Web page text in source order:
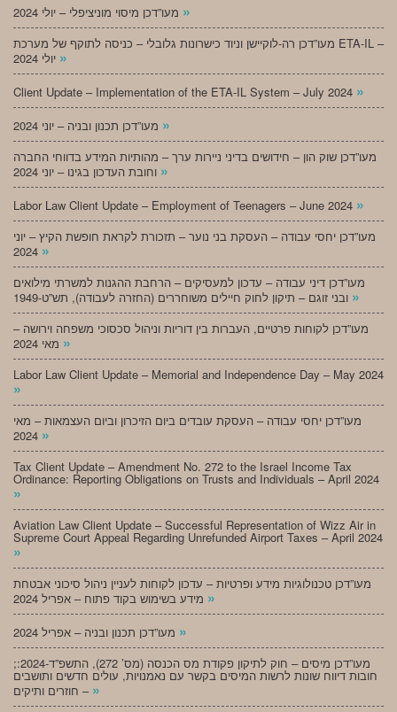
»
מעו”דכן רה-לוקיישן וניוד כישרונות גלובלי – כניסה לתוקף של מערכת ETA-IL –
»
Client Update – Implementation of the ETA-IL System – July 2024 »
»
מעו”דכן שוק הון – חידושים בדיני ניירות ערך – מהותיות המידע בדווחי החברה
»
Labor Law Client Update – Employment of Teenagers – June 2024 »
מעו”דכן יחסי עבודה – העסקת בני נוער – תזכורת לקראת חופשת הקיץ – יוני
»
מעו”דכן דיני עבודה – עדכון למעסיקים – הרחבת ההגנות למשרתי מילואים
»
מעו”דכן לקוחות פרטיים, העברות בין דוריות וניהול סכסוכי משפחה וירושה –
»
Labor Law Client Update – Memorial and Independence Day – May 2024
»
מעו”דכן יחסי עבודה – העסקת עובדים ביום הזיכרון וביום העצמאות – מאי
»
Tax Client Update – Amendment No. 272 to the Israel Income Tax
Ordinance: Reporting Obligations on Trusts and Individuals – April 2024
»
Aviation Law Client Update – Successful Representation of Wizz Air in
Supreme Court Appeal Regarding Unrefunded Airport Taxes – April 2024
»
מעו”דכן טכנולוגיות מידע ופרטיות – עדכון לקוחות לעניין ניהול סיכוני אבטחת
»
»
;מעו”דכן מיסים – חוק לתיקון פקודת מס הכנסה (מס’ 272), התשפ”ד-2024:
חובות דיווח שונות לרשות המיסים בקשר עם נאמנויות, עולים חדשים ותושבים
חוזרים ותיקים – »